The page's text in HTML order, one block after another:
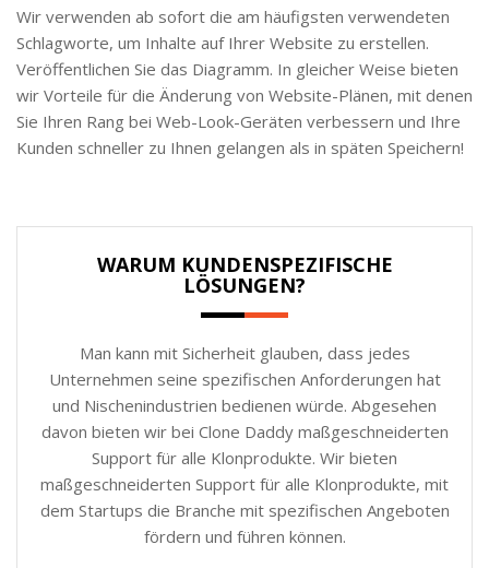
Wir verwenden ab sofort die am häufigsten verwendeten
Schlagworte, um Inhalte auf Ihrer Website zu erstellen.
Veröffentlichen Sie das Diagramm. In gleicher Weise bieten
wir Vorteile für die Änderung von Website-Plänen, mit denen
Sie Ihren Rang bei Web-Look-Geräten verbessern und Ihre
Kunden schneller zu Ihnen gelangen als in späten Speichern!
WARUM KUNDENSPEZIFISCHE
LÖSUNGEN?
Man kann mit Sicherheit glauben, dass jedes
Unternehmen seine spezifischen Anforderungen hat
und Nischenindustrien bedienen würde. Abgesehen
davon bieten wir bei Clone Daddy maßgeschneiderten
Support für alle Klonprodukte. Wir bieten
maßgeschneiderten Support für alle Klonprodukte, mit
dem Startups die Branche mit spezifischen Angeboten
fördern und führen können.